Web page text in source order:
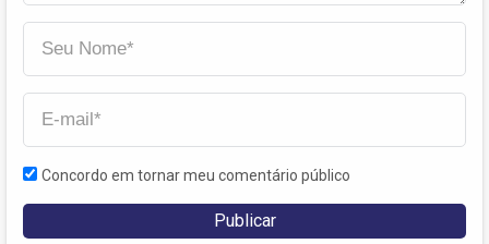
Concordo em tornar meu comentário público